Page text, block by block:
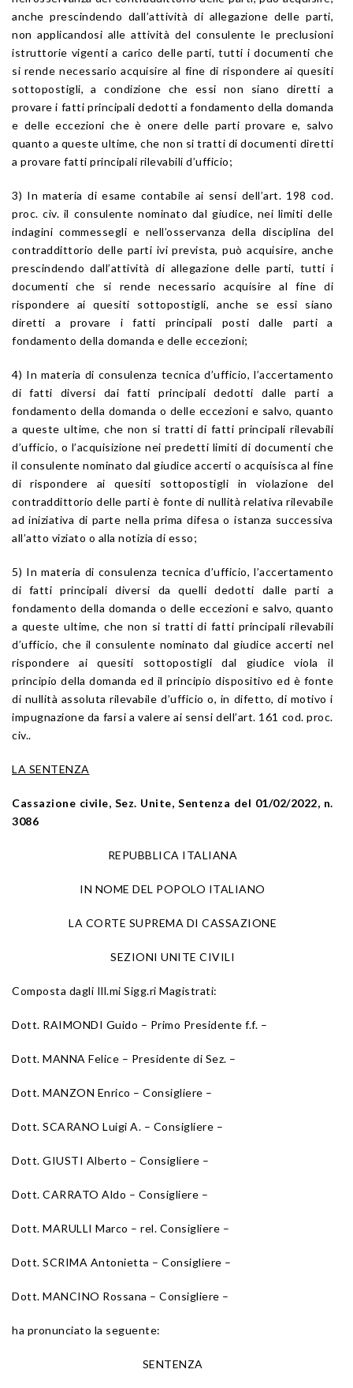
anche prescindendo dall’attività di allegazione delle parti,
non applicandosi alle attività del consulente le preclusioni
istruttorie vigenti a carico delle parti, tutti i documenti che
si rende necessario acquisire al fine di rispondere ai quesiti
sottopostigli, a condizione che essi non siano diretti a
provare i fatti principali dedotti a fondamento della domanda
e delle eccezioni che è onere delle parti provare e, salvo
quanto a queste ultime, che non si tratti di documenti diretti
a provare fatti principali rilevabili d’ufficio;
3) In materia di esame contabile ai sensi dell’art. 198 cod.
proc. civ. il consulente nominato dal giudice, nei limiti delle
indagini commessegli e nell’osservanza della disciplina del
contraddittorio delle parti ivi prevista, può acquisire, anche
prescindendo dall’attività di allegazione delle parti, tutti i
documenti che si rende necessario acquisire al fine di
rispondere ai quesiti sottopostigli, anche se essi siano
diretti a provare i fatti principali posti dalle parti a
fondamento della domanda e delle eccezioni;
4) In materia di consulenza tecnica d’ufficio, l’accertamento
di fatti diversi dai fatti principali dedotti dalle parti a
fondamento della domanda o delle eccezioni e salvo, quanto
a queste ultime, che non si tratti di fatti principali rilevabili
d’ufficio, o l’acquisizione nei predetti limiti di documenti che
il consulente nominato dal giudice accerti o acquisisca al fine
di rispondere ai quesiti sottopostigli in violazione del
contraddittorio delle parti è fonte di nullità relativa rilevabile
ad iniziativa di parte nella prima difesa o istanza successiva
all’atto viziato o alla notizia di esso;
5) In materia di consulenza tecnica d’ufficio, l’accertamento
di fatti principali diversi da quelli dedotti dalle parti a
fondamento della domanda o delle eccezioni e salvo, quanto
a queste ultime, che non si tratti di fatti principali rilevabili
d’ufficio, che il consulente nominato dal giudice accerti nel
rispondere ai quesiti sottopostigli dal giudice viola il
principio della domanda ed il principio dispositivo ed è fonte
di nullità assoluta rilevabile d’ufficio o, in difetto, di motivo i
impugnazione da farsi a valere ai sensi dell’art. 161 cod. proc.
civ..
LA SENTENZA
Cassazione civile, Sez. Unite, Sentenza del 01/02/2022, n.
3086
REPUBBLICA ITALIANA
IN NOME DEL POPOLO ITALIANO
LA CORTE SUPREMA DI CASSAZIONE
SEZIONI UNITE CIVILI
Composta dagli Ill.mi Sigg.ri Magistrati:
Dott. RAIMONDI Guido – Primo Presidente f.f. –
Dott. MANNA Felice – Presidente di Sez. –
Dott. MANZON Enrico – Consigliere –
Dott. SCARANO Luigi A. – Consigliere –
Dott. GIUSTI Alberto – Consigliere –
Dott. CARRATO Aldo – Consigliere –
Dott. MARULLI Marco – rel. Consigliere –
Dott. SCRIMA Antonietta – Consigliere –
Dott. MANCINO Rossana – Consigliere –
ha pronunciato la seguente:
SENTENZA